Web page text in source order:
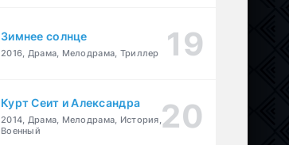
Зимнее солнце
2016, Драма, Мелодрама, Триллер
Курт Сеит и Александра
2014, Драма, Мелодрама, История,
Военный